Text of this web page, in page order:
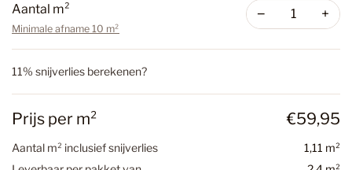
Aantal m²
Minimale afname 10 m²
− +
11% snijverlies berekenen?
Prijs per m² €59,95
Aantal m² inclusief snijverlies
1,11 m²